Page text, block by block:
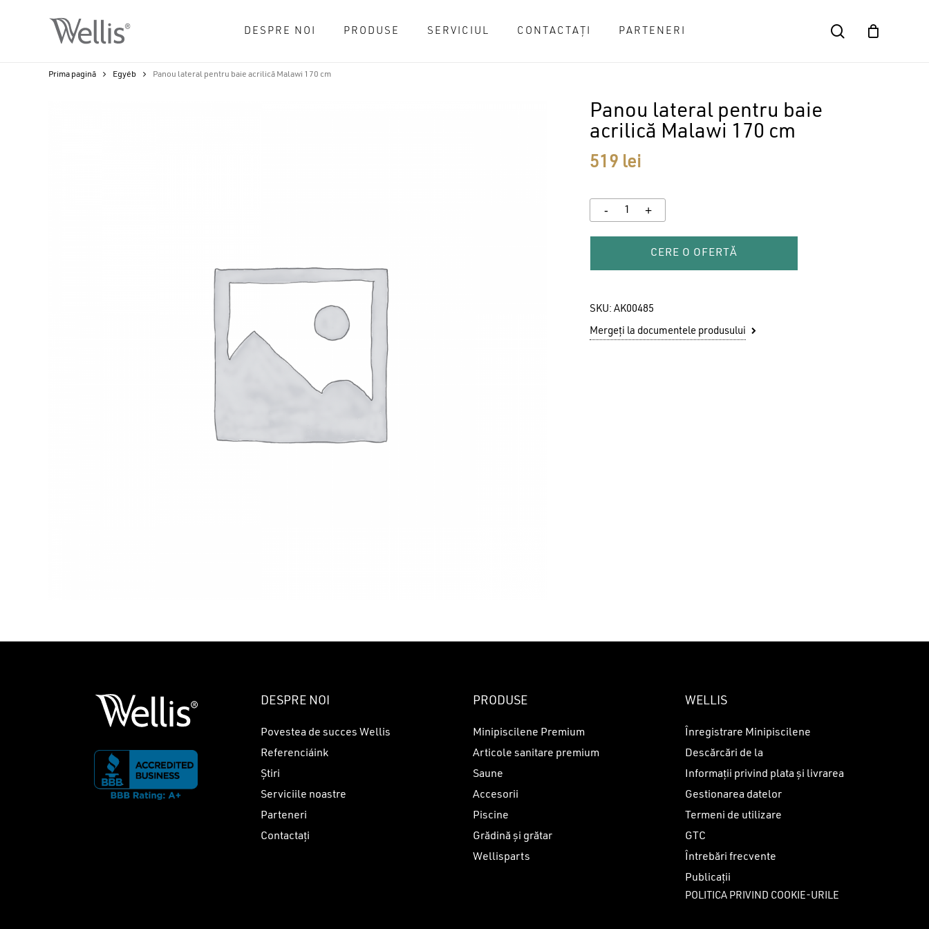
DESPRE NOI PRODUSE SERVICIUL CONTACTAȚI PARTENERI search
Cart
Prima pagină Egyéb Panou lateral pentru baie acrilică Malawi 170 cm
Panou lateral pentru baie
acrilică Malawi 170 cm
519 lei
CERE O OFERTĂ
SKU: AK00485
Mergeți la documentele produsului
DESPRE NOI
Povestea de succes Wellis
Referenciáink
Știri
Serviciile noastre
Parteneri
Contactați
PRODUSE
Minipiscilene Premium
Articole sanitare premium
Saune
Accesorii
Piscine
Grădină și grătar
Wellisparts
WELLIS
Înregistrare Minipiscilene
Descărcări de la
Informații privind plata și livrarea
Gestionarea datelor
Termeni de utilizare
GTC
Întrebări frecvente
Publicații
POLITICA PRIVIND COOKIE-URILE